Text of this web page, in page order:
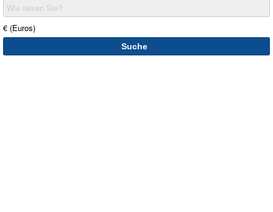
Wie reisen Sie?
€ (Euros)
Suche